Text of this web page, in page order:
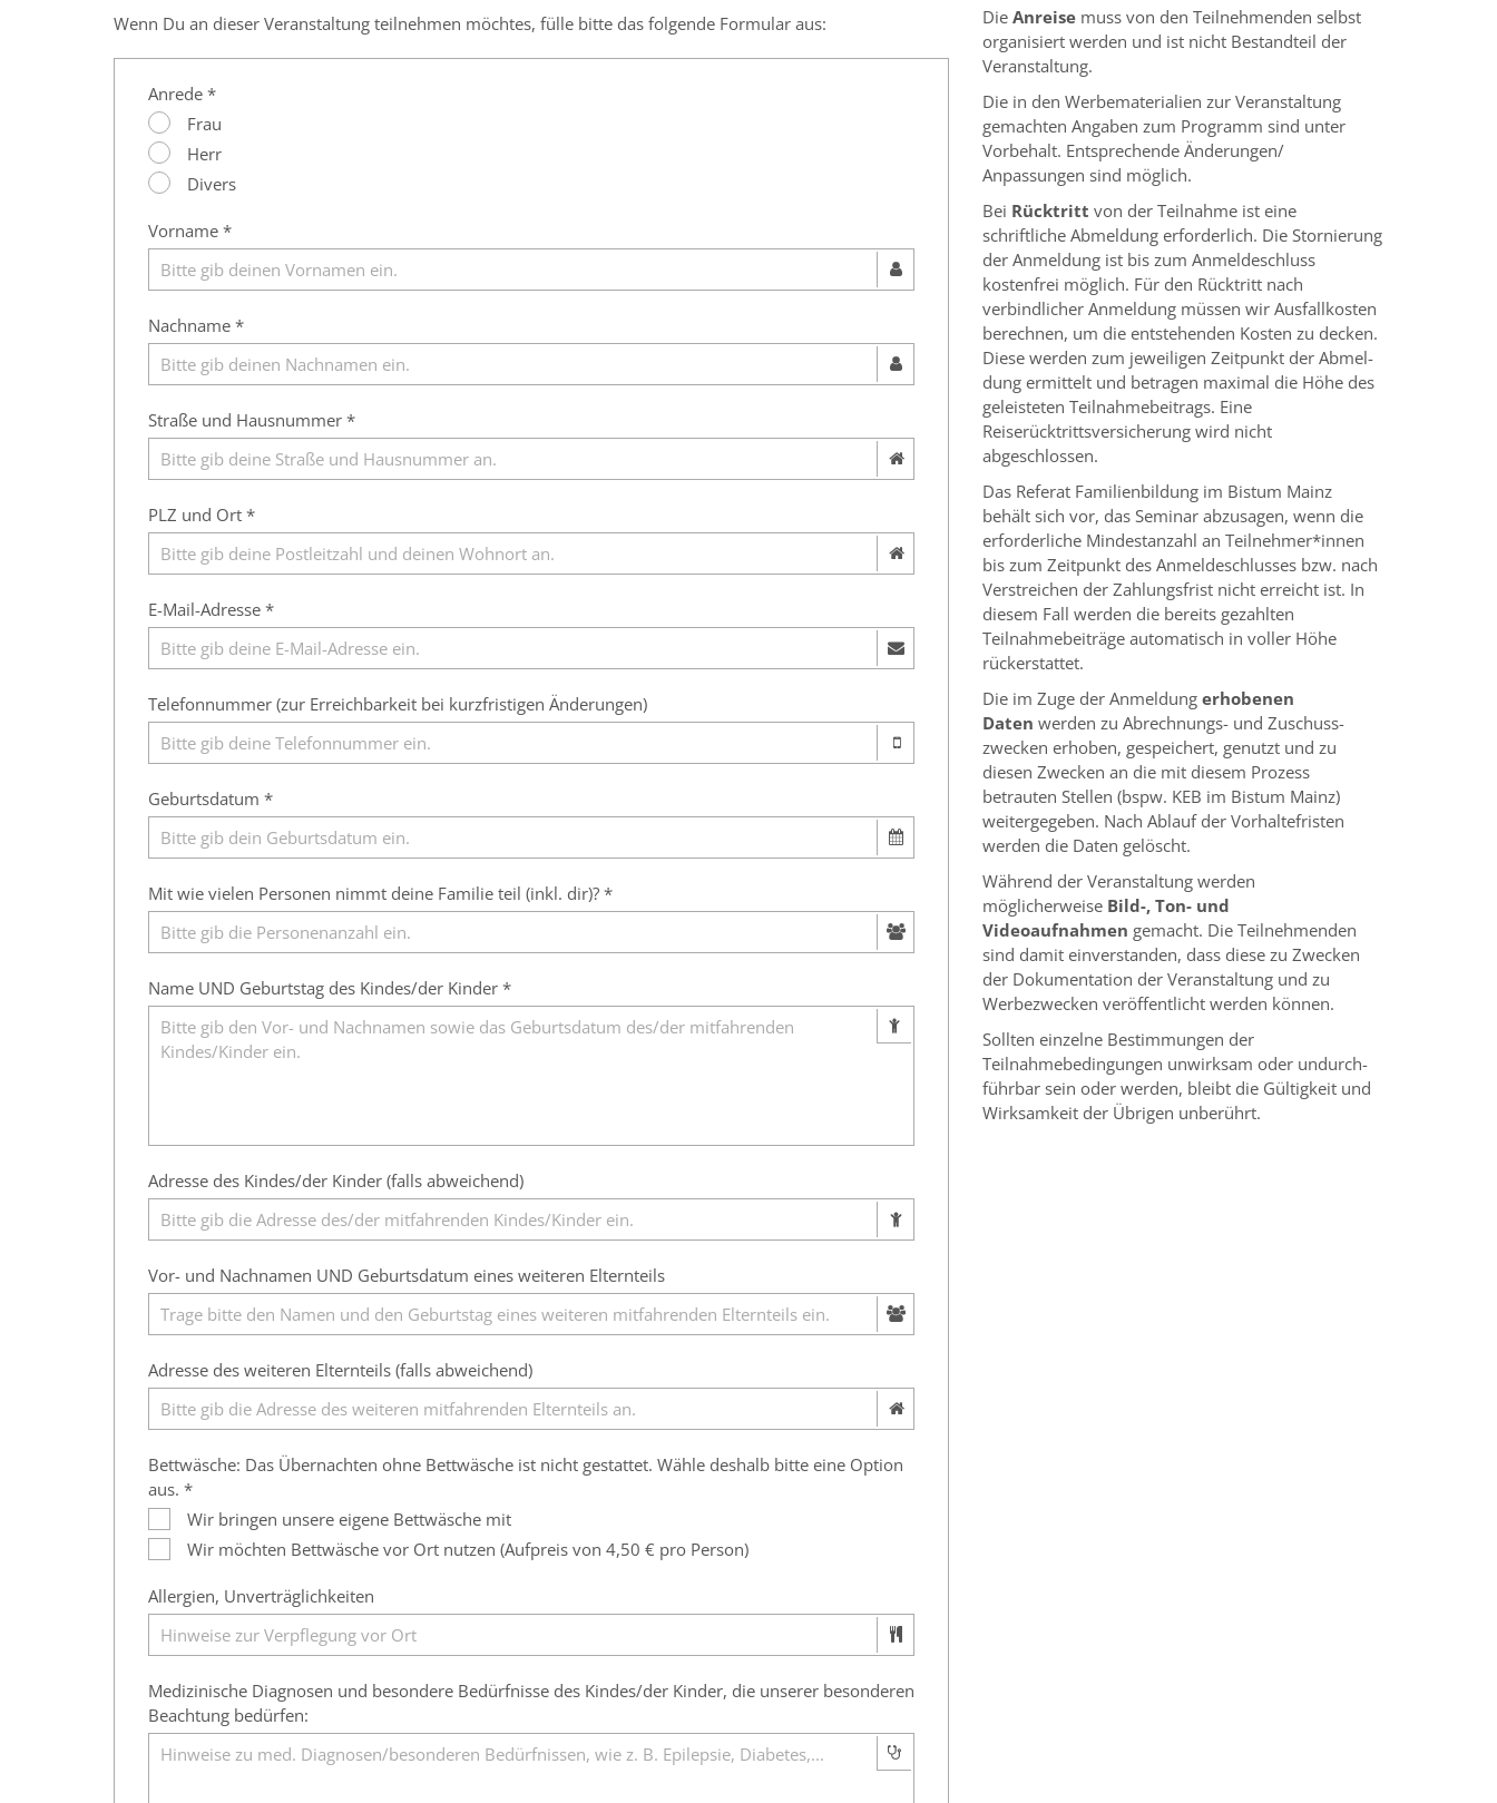
Wenn Du an dieser Veranstaltung teilnehmen möchtes, fülle bitte das folgende Formular aus:
Anrede *
Frau
Herr
Divers
Vorname *
Nachname *
Straße und Hausnummer *
PLZ und Ort *
E-Mail-Adresse *
Telefonnummer (zur Erreichbarkeit bei kurzfristigen Änderungen)
Geburtsdatum *
Mit wie vielen Personen nimmt deine Familie teil (inkl. dir)? *
Name UND Geburtstag des Kindes/der Kinder *
Adresse des Kindes/der Kinder (falls abweichend)
Vor- und Nachnamen UND Geburtsdatum eines weiteren Elternteils
Adresse des weiteren Elternteils (falls abweichend)
Bettwäsche: Das Übernachten ohne Bettwäsche ist nicht gestattet. Wähle deshalb bitte eine Option
aus. *
Wir bringen unsere eigene Bettwäsche mit
Wir möchten Bettwäsche vor Ort nutzen (Aufpreis von 4,50 € pro Person)
Allergien, Unverträglichkeiten
Medizinische Diagnosen und besondere Bedürfnisse des Kindes/der Kinder, die unserer besonderen
Beachtung bedürfen:
Die Anreise muss von den Teilnehmenden selbst
organisiert werden und ist nicht Bestandteil der
Veranstaltung.
Die in den Werbematerialien zur Veranstaltung
gemachten Angaben zum Programm sind unter
Vorbehalt. Entsprechende Änderungen/
Anpassungen sind möglich.
Bei Rücktritt von der Teilnahme ist eine
schriftliche Abmeldung erforderlich. Die Stornierung
der Anmeldung ist bis zum Anmeldeschluss
kostenfrei möglich. Für den Rücktritt nach
verbindlicher Anmeldung müssen wir Ausfallkosten
berechnen, um die entstehenden Kosten zu decken.
Diese werden zum jeweiligen Zeitpunkt der Abmel­
dung ermittelt und betragen maximal die Höhe des
geleisteten Teilnahmebeitrags. Eine
Reiserücktrittsversicherung wird nicht
abgeschlossen.
Das Referat Familienbildung im Bistum Mainz
behält sich vor, das Seminar abzusagen, wenn die
erforderliche Mindestanzahl an Teilnehmer*innen
bis zum Zeitpunkt des Anmeldeschlusses bzw. nach
Verstreichen der Zahlungsfrist nicht erreicht ist. In
diesem Fall werden die bereits gezahlten
Teilnahmebeiträge automa­tisch in voller Höhe
rückerstattet.
Die im Zuge der Anmeldung erhobenen
Daten werden zu Abrechnungs- und Zuschuss­
zwecken erhoben, ge­speichert, genutzt und zu
diesen Zwecken an die mit diesem Prozess
betrauten Stel­len (bspw. KEB im Bistum Mainz)
weitergegeben. Nach Ablauf der Vorhaltefristen
werden die Daten gelöscht.
Während der Veranstaltung werden
möglicherweise Bild-, Ton- und
Videoaufnahmen gemacht. Die Teilnehmenden
sind damit einverstanden, dass diese zu Zwecken
der Dokumentation der Veranstaltung und zu
Werbezwecken veröffentlicht werden können.
Sollten einzelne Bestimmungen der
Teilnahmebedingungen unwirksam oder undurch­
führbar sein oder werden, bleibt die Gültigkeit und
Wirksamkeit der Übrigen unbe­rührt.